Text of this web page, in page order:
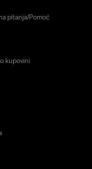
pitanja/Pomoć
kupovini